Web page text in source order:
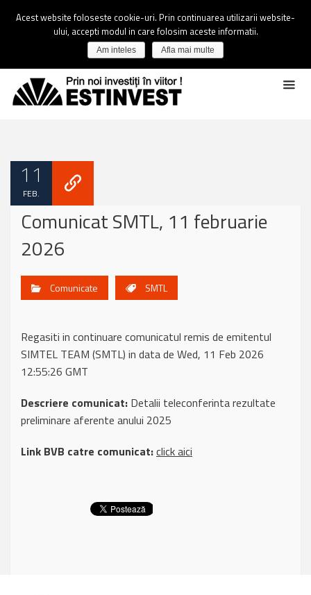
11
FEB.
Comunicat SMTL, 11 februarie
2026
Comunicate SMTL
Regasiti in continuare comunicatul remis de emitentul
SIMTEL TEAM (SMTL) in data de Wed, 11 Feb 2026
12:55:26 GMT
Descriere comunicat: Detalii teleconferinta rezultate
preliminare aferente anului 2025
Link BVB catre comunicat:click aici
Acest website foloseste cookie-uri. Prin continuarea utilizarii website-
ului, accepti modul in care folosim aceste informatii.
Am inteles Afla mai multe